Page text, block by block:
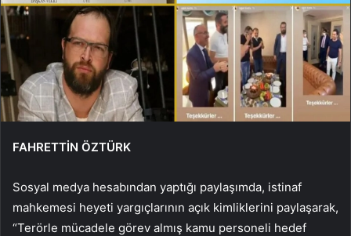
FAHRETTİN ÖZTÜRK
Sosyal medya hesabından yaptığı paylaşımda, istinaf
mahkemesi heyeti yargıçlarının açık kimliklerini paylaşarak,
“Terörle mücadele görev almış kamu personeli hedef